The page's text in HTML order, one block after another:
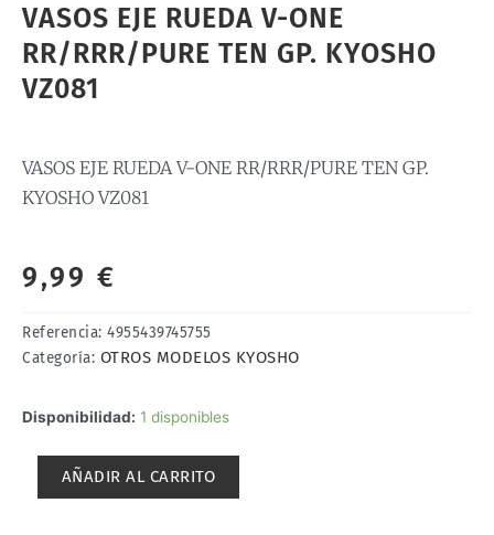
VASOS EJE RUEDA V-ONE
RR/RRR/PURE TEN GP. KYOSHO
VZ081
VASOS EJE RUEDA V-ONE RR/RRR/PURE TEN GP.
KYOSHO VZ081
9,99 €
Referencia: 4955439745755
Categoría: OTROS MODELOS KYOSHO
Disponibilidad: 1 disponibles
VASOS
AÑADIR AL CARRITO